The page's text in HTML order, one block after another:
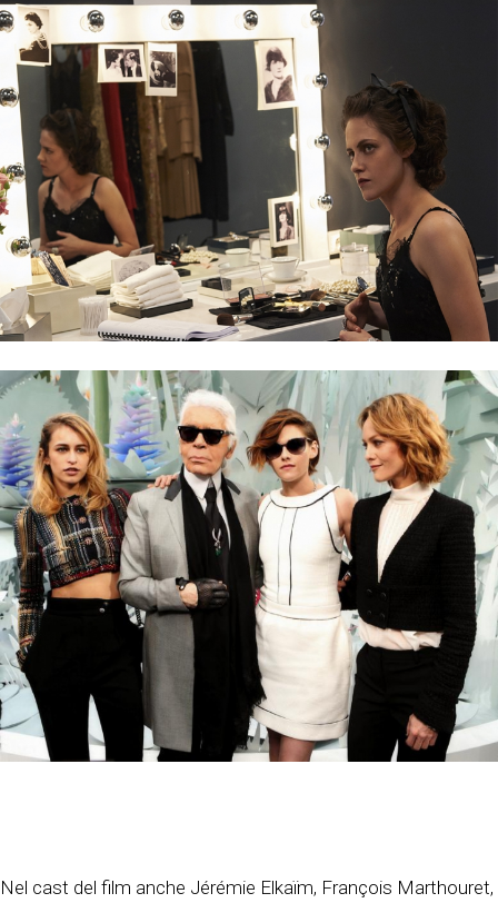
Nel cast del film anche Jérémie Elkaïm, François Marthouret,